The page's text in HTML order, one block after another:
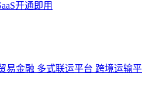
开通即用
易金融 多式联运平台 跨境运输平